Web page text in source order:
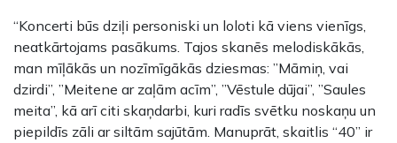
“Koncerti būs dziļi personiski un loloti kā viens vienīgs,
neatkārtojams pasākums. Tajos skanēs melodiskākās,
man mīļākās un nozīmīgākās dziesmas: ’’Māmiņ, vai
dzirdi’’, ’’Meitene ar zaļām acīm’’, ’’Vēstule dūjai’’, ’’Saules
meita’’, kā arī citi skaņdarbi, kuri radīs svētku noskaņu un
piepildīs zāli ar siltām sajūtām. Manuprāt, skaitlis “40” ir